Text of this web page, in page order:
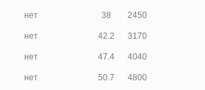
нет 38 2450
нет 42.2 3170
нет 47.4 4040
нет 50.7 4800